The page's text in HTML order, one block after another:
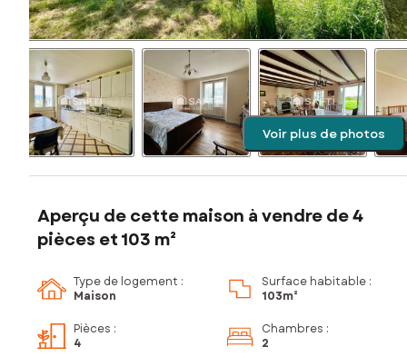
Voir plus de photos
Aperçu de cette maison à vendre de 4
pièces et 103 m²
Type de logement :
Maison
Surface habitable :
103m²
Pièces :
4
Chambres :
2